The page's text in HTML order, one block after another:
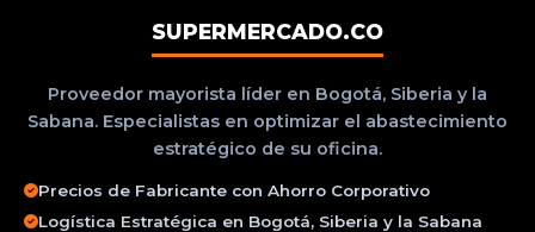
SUPERMERCADO.CO
Proveedor mayorista líder en Bogotá, Siberia y la
Sabana. Especialistas en optimizar el abastecimiento
estratégico de su oficina.
Precios de Fabricante con Ahorro Corporativo
Logística Estratégica en Bogotá, Siberia y la Sabana